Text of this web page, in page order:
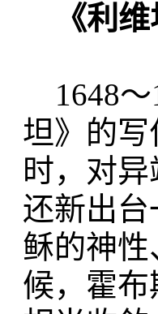
《利
1648～
坦》的
时，对
还新出
稣的神
候，霍